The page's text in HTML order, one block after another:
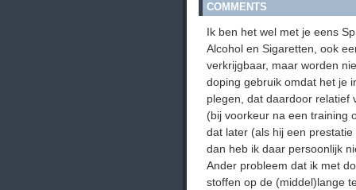
COMMENTS
Ik ben het wel met je eens
Alcohol en Sigaretten, ook
verkrijgbaar, maar worden
doping gebruik omdat het je
plegen, dat daardoor relatief
(bij voorkeur na een training
dat later (als hij een
dan heb ik daar persoonlijk
Ander probleem dat ik met
stoffen op de (middel)lange